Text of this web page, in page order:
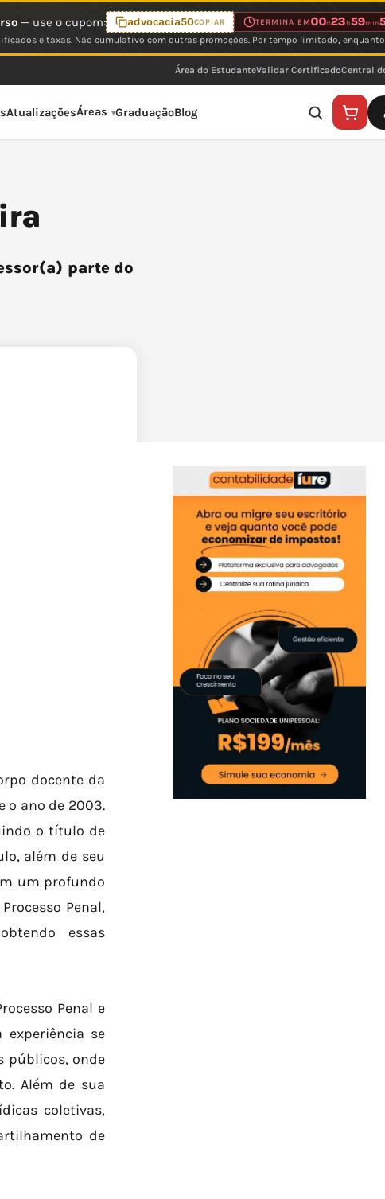
— use o cupom: advocacia50COPIAR TERMINA EM00d23 h59min
e taxas. Não cumulativo com outras promoções. Por tempo limitado,
Área do EstudanteValidar CertificadoCentral
AtualizaçõesÁreas GraduaçãoBlog
parte do
docente da
o ano de 2003.
o título de
além de seu
um profundo
Penal,
essas
Penal e
experiência se
públicos, onde
Além de sua
coletivas,
de